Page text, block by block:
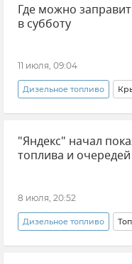
Топливо в Крыму
Где можно
в субботу
11 июля, 09:04
Дизельное топливо
Новости Крыма
Топливо в Крыму
"Яндекс" начал
топлива и
8 июля, 20:52
Дизельное топливо
Новости